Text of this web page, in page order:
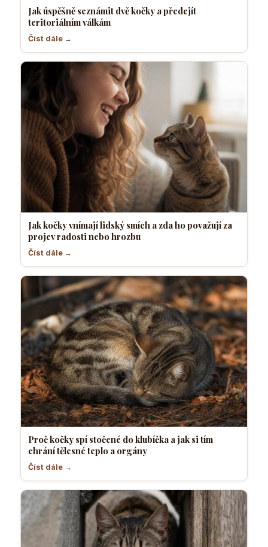
Jak úspěšně seznámit dvě kočky a předejít
teritoriálním válkám
Číst dále →
Jak kočky vnímají lidský smích a zda ho považují za
projev radosti nebo hrozbu
Číst dále →
Proč kočky spí stočené do klubíčka a jak si tím
chrání tělesné teplo a orgány
Číst dále →